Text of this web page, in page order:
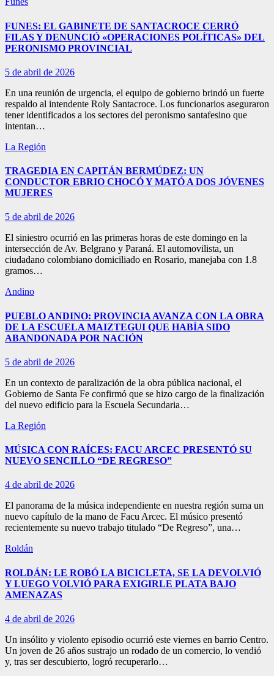
FUNES: EL GABINETE DE SANTACROCE CERRÓ
FILAS Y DENUNCIÓ «OPERACIONES POLÍTICAS» DEL
PERONISMO PROVINCIAL
5 de abril de 2026
En una reunión de urgencia, el equipo de gobierno brindó un fuerte
respaldo al intendente Roly Santacroce. Los funcionarios aseguraron
tener identificados a los sectores del peronismo santafesino que
intentan…
La Región
TRAGEDIA EN CAPITÁN BERMÚDEZ: UN
CONDUCTOR EBRIO CHOCÓ Y MATÓ A DOS JÓVENES
MUJERES
5 de abril de 2026
El siniestro ocurrió en las primeras horas de este domingo en la
intersección de Av. Belgrano y Paraná. El automovilista, un
ciudadano colombiano domiciliado en Rosario, manejaba con 1.8
gramos…
Andino
PUEBLO ANDINO: PROVINCIA AVANZA CON LA OBRA
DE LA ESCUELA MAIZTEGUI QUE HABÍA SIDO
ABANDONADA POR NACIÓN
5 de abril de 2026
En un contexto de paralización de la obra pública nacional, el
Gobierno de Santa Fe confirmó que se hizo cargo de la finalización
del nuevo edificio para la Escuela Secundaria…
La Región
MÚSICA CON RAÍCES: FACU ARCEC PRESENTÓ SU
NUEVO SENCILLO “DE REGRESO”
4 de abril de 2026
El panorama de la música independiente en nuestra región suma un
nuevo capítulo de la mano de Facu Arcec. El músico presentó
recientemente su nuevo trabajo titulado “De Regreso”, una…
Roldán
ROLDÁN: LE ROBÓ LA BICICLETA, SE LA DEVOLVIÓ
Y LUEGO VOLVIÓ PARA EXIGIRLE PLATA BAJO
AMENAZAS
4 de abril de 2026
Un insólito y violento episodio ocurrió este viernes en barrio Centro.
Un joven de 26 años sustrajo un rodado de un comercio, lo vendió
y, tras ser descubierto, logró recuperarlo…